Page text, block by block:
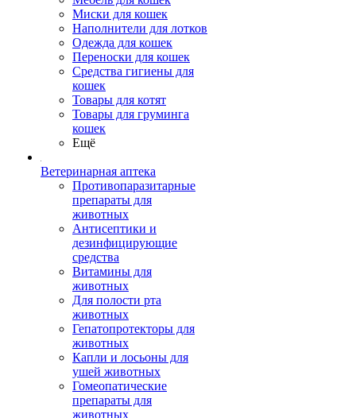
Миски для кошек
Наполнители для лотков
Одежда для кошек
Переноски для кошек
Средства гигиены для
кошек
Товары для котят
Товары для груминга
кошек
Ещё
Ветеринарная аптека
Противопаразитарные
препараты для
животных
Антисептики и
дезинфицирующие
средства
Витамины для
животных
Для полости рта
животных
Гепатопротекторы для
животных
Капли и лосьоны для
ушей животных
Гомеопатические
препараты для
животных